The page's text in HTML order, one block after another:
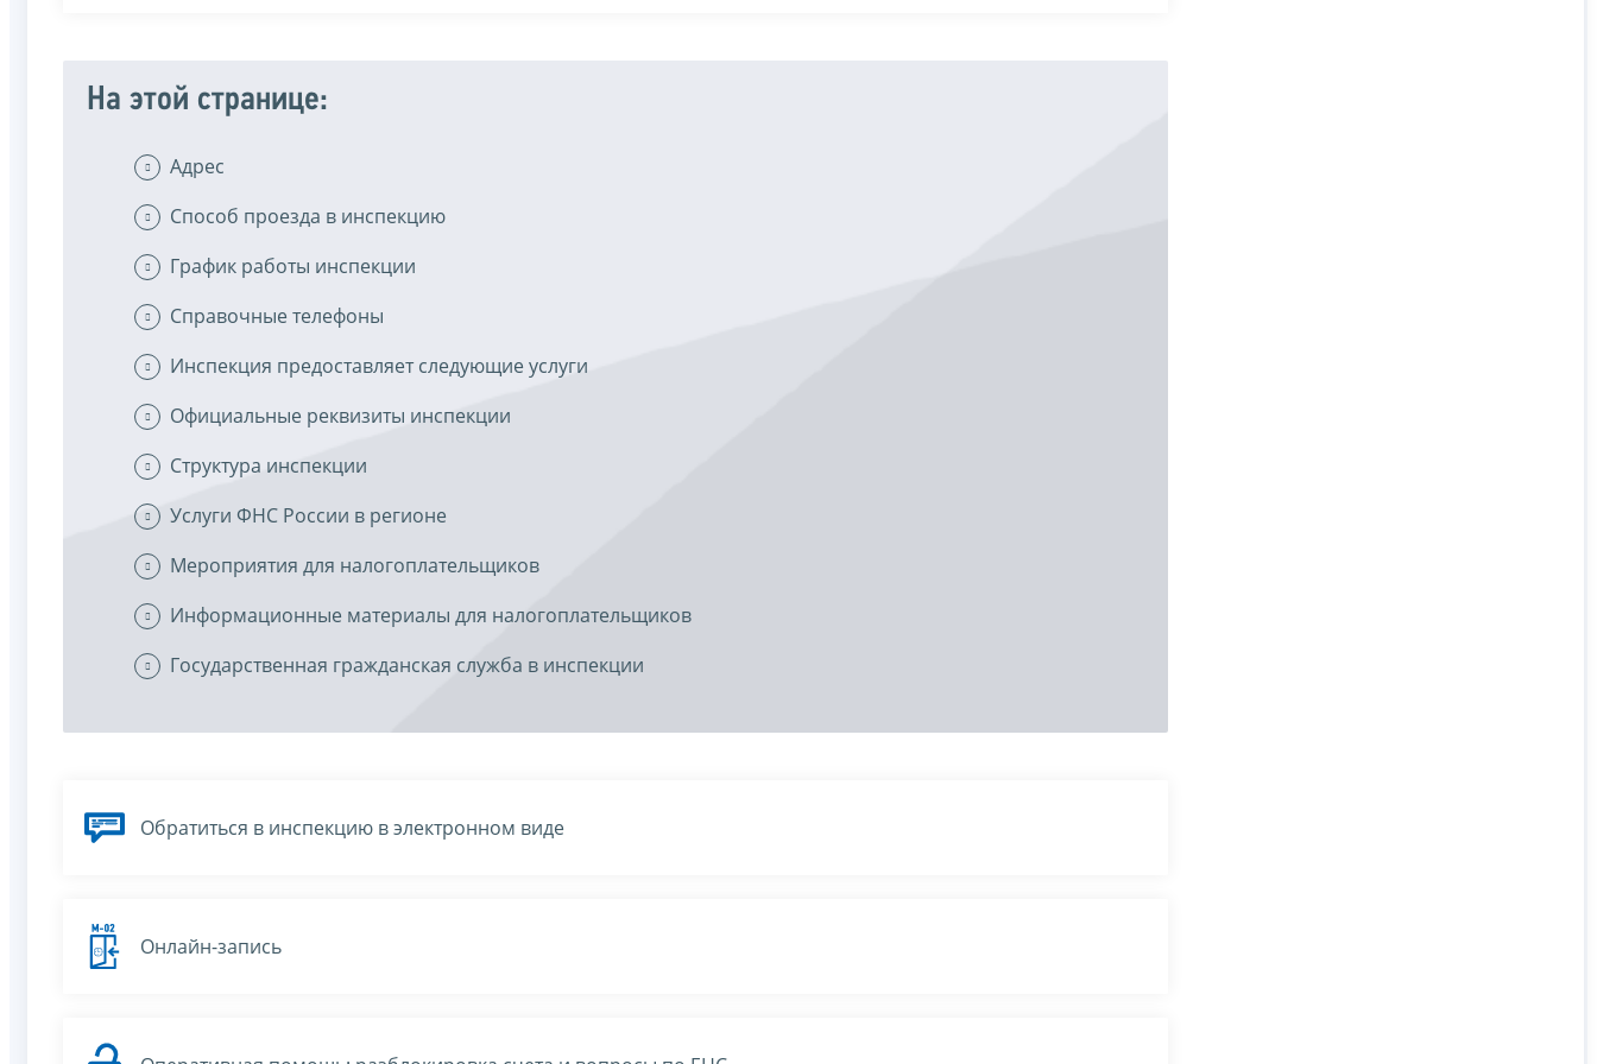
На этой странице:
Адрес
Способ проезда в инспекцию
График работы инспекции
Справочные телефоны
Инспекция предоставляет следующие услуги
Официальные реквизиты инспекции
Структура инспекции
Услуги ФНС России в регионе
Мероприятия для налогоплательщиков
Информационные материалы для налогоплательщиков
Государственная гражданская служба в инспекции
Обратиться в инспекцию в электронном виде
Онлайн-запись